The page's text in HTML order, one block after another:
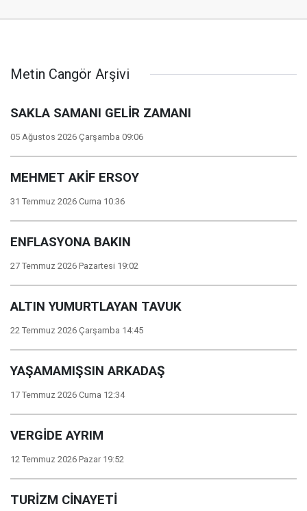
Metin Cangör Arşivi
SAKLA SAMANI GELİR ZAMANI
05 Ağustos 2026 Çarşamba 09:06
MEHMET AKİF ERSOY
31 Temmuz 2026 Cuma 10:36
ENFLASYONA BAKIN
27 Temmuz 2026 Pazartesi 19:02
ALTIN YUMURTLAYAN TAVUK
22 Temmuz 2026 Çarşamba 14:45
YAŞAMAMIŞSIN ARKADAŞ
17 Temmuz 2026 Cuma 12:34
VERGİDE AYRIM
12 Temmuz 2026 Pazar 19:52
TURİZM CİNAYETİ